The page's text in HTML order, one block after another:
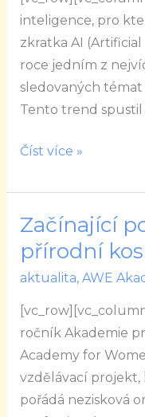
inteligence, pro
zkratka AI
roce jedním z
sledovaných
Tento trend spustil
investování?
Číst více »
Začínající
přírodní
aktualita, AWE
ročník Akademie
Academy for
vzdělávací
pořádá nezisková
Začínající
podnikatelky
ovládla
kosmetika